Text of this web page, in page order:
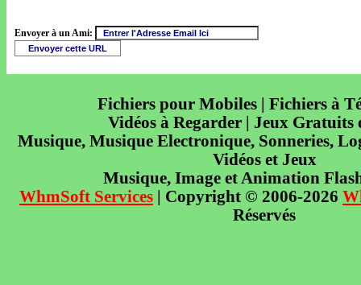
Envoyer à un Ami:
Fichiers pour Mobiles | Fichiers à
Vidéos à Regarder | Jeux Gratuits
Musique, Musique Electronique, Sonneries,
Vidéos et Jeux
Musique, Image et Animation
WhmSoft Services | Copyright © 2006-2026
Réservés